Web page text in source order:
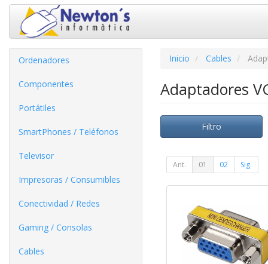
Ordenadores
Componentes
Portátiles
SmartPhones / Teléfonos
Televisor
Impresoras / Consumibles
Conectividad / Redes
Gaming / Consolas
Cables
Inicio Cables
Adaptadores
Filtro
Ant. 01 02 Sig.